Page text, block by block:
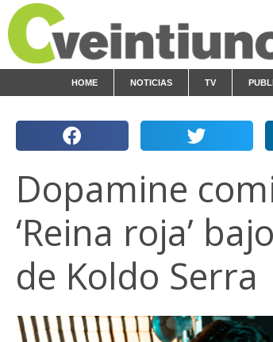
HOME NOTICIAS TV
Dopamine
‘Reina roja’
de Koldo Serra